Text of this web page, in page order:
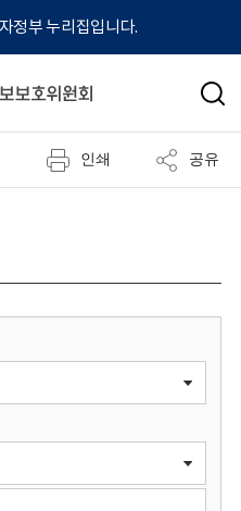
정부 누리집입니다.
검
인쇄 공유